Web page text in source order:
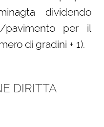
dividendo
pavimento per il
di gradini + 1).
DIRITTA